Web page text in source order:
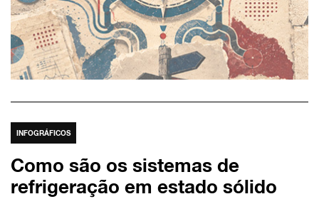
INFOGRÁFICOS
Como são os sistemas de
refrigeração em estado sólido